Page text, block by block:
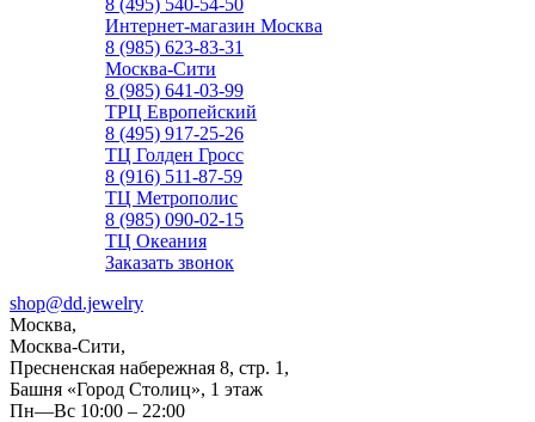
8 (495) 540-54-50
Интернет-магазин Москва
8 (985) 623-83-31
Москва-Сити
8 (985) 641-03-99
ТРЦ Европейский
8 (495) 917-25-26
ТЦ Голден Гросс
8 (916) 511-87-59
ТЦ Метрополис
8 (985) 090-02-15
ТЦ Океания
Заказать звонок
shop@dd.jewelry
Москва,
Москва-Сити,
Пресненская набережная 8, стр. 1,
Башня «Город Столиц», 1 этаж
Пн—Вс 10:00 – 22:00